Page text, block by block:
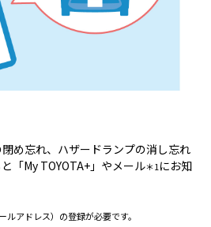
め忘れ、ハザードランプの消し忘れ
「My TOYOTA+」やメール＊1 にお知
アドレス）の登録が必要です。